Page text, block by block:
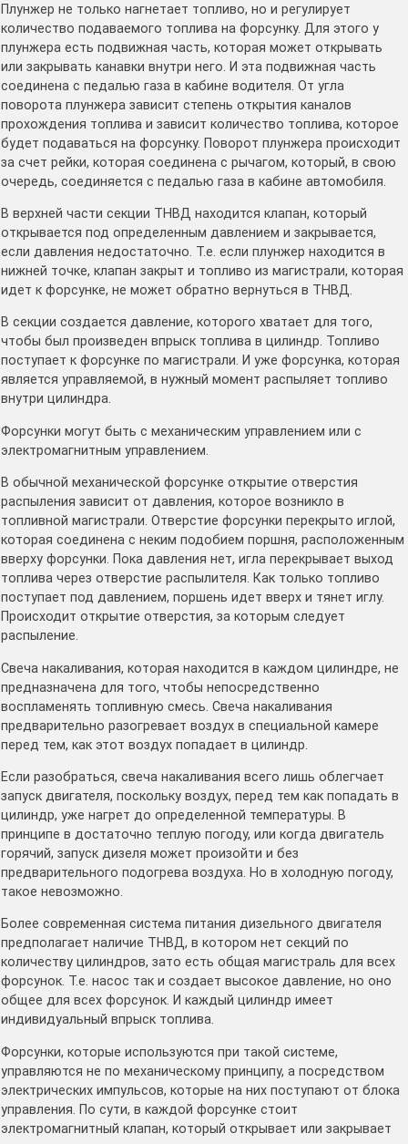
Плунжер не только нагнетает топливо, но и регулирует
количество подаваемого топлива на форсунку. Для этого у
плунжера есть подвижная часть, которая может открывать
или закрывать канавки внутри него. И эта подвижная часть
соединена с педалью газа в кабине водителя. От угла
поворота плунжера зависит степень открытия каналов
прохождения топлива и зависит количество топлива, которое
будет подаваться на форсунку. Поворот плунжера происходит
за счет рейки, которая соединена с рычагом, который, в свою
очередь, соединяется с педалью газа в кабине автомобиля.
В верхней части секции ТНВД находится клапан, который
открывается под определенным давлением и закрывается,
если давления недостаточно. Т.е. если плунжер находится в
нижней точке, клапан закрыт и топливо из магистрали, которая
идет к форсунке, не может обратно вернуться в ТНВД.
В секции создается давление, которого хватает для того,
чтобы был произведен впрыск топлива в цилиндр. Топливо
поступает к форсунке по магистрали. И уже форсунка, которая
является управляемой, в нужный момент распыляет топливо
внутри цилиндра.
Форсунки могут быть с механическим управлением или с
электромагнитным управлением.
В обычной механической форсунке открытие отверстия
распыления зависит от давления, которое возникло в
топливной магистрали. Отверстие форсунки перекрыто иглой,
которая соединена с неким подобием поршня, расположенным
вверху форсунки. Пока давления нет, игла перекрывает выход
топлива через отверстие распылителя. Как только топливо
поступает под давлением, поршень идет вверх и тянет иглу.
Происходит открытие отверстия, за которым следует
распыление.
Свеча накаливания, которая находится в каждом цилиндре, не
предназначена для того, чтобы непосредственно
воспламенять топливную смесь. Свеча накаливания
предварительно разогревает воздух в специальной камере
перед тем, как этот воздух попадает в цилиндр.
Если разобраться, свеча накаливания всего лишь облегчает
запуск двигателя, поскольку воздух, перед тем как попадать в
цилиндр, уже нагрет до определенной температуры. В
принципе в достаточно теплую погоду, или когда двигатель
горячий, запуск дизеля может произойти и без
предварительного подогрева воздуха. Но в холодную погоду,
такое невозможно.
Более современная система питания дизельного двигателя
предполагает наличие ТНВД, в котором нет секций по
количеству цилиндров, зато есть общая магистраль для всех
форсунок. Т.е. насос так и создает высокое давление, но оно
общее для всех форсунок. И каждый цилиндр имеет
индивидуальный впрыск топлива.
Форсунки, которые используются при такой системе,
управляются не по механическому принципу, а посредством
электрических импульсов, которые на них поступают от блока
управления. По сути, в каждой форсунке стоит
электромагнитный клапан, который открывает или закрывает